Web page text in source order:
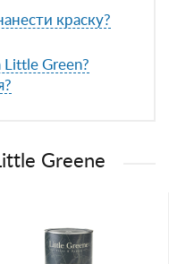
краску?
Little Green?
Greene